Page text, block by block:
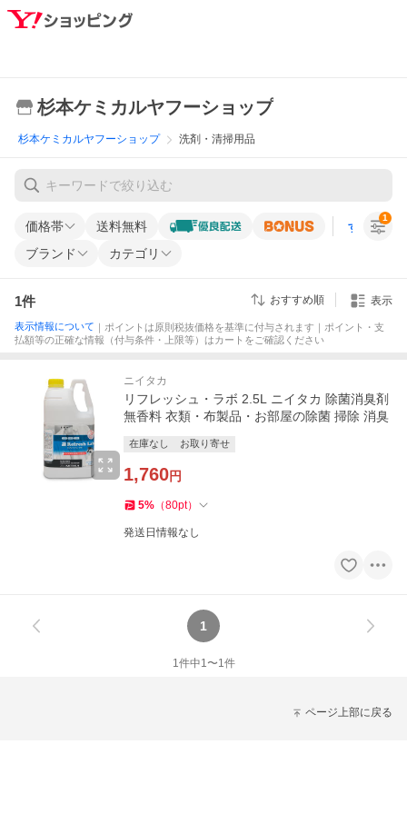
杉本ケミカルヤフーショップ
杉本ケミカルヤフーショップ 洗剤・清掃用品
価格帯 送料無料 すべての条
ブランド カテゴリ
1
1件 おすすめ順 表示
表示情報について ｜ポイントは原則税抜価格を基準に付与されます｜ポイント・支
払額等の正確な情報（付与条件・上限等）はカートをご確認ください
ニイタカ
リフレッシュ・ラボ 2.5L ニイタカ 除菌消臭剤
無香料 衣類・布製品・お部屋の除菌 掃除 消臭
在庫なし お取り寄せ
1,760円
5% （80pt）
発送日情報なし
1
1件中1〜1件
ページ上部に戻る